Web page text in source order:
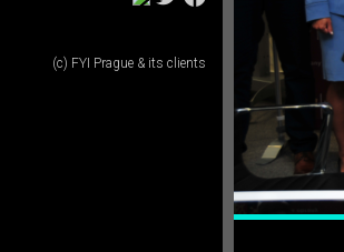
(c) FYI Prague & its clients